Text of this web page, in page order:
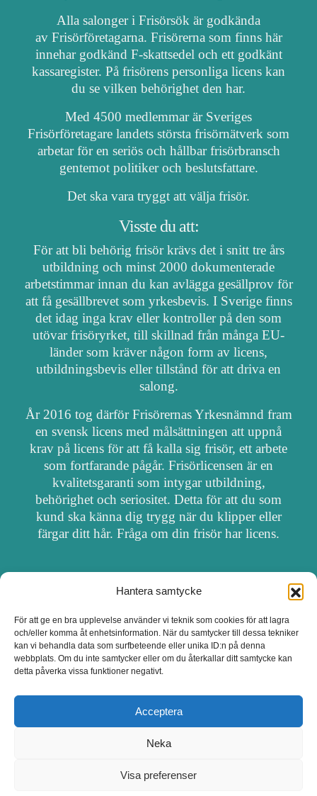
Hantera samtycke
För att ge en bra upplevelse använder vi teknik som cookies för att lagra
och/eller komma åt enhetsinformation. När du samtycker till dessa tekniker
kan vi behandla data som surfbeteende eller unika ID:n på denna
webbplats. Om du inte samtycker eller om du återkallar ditt samtycke kan
detta påverka vissa funktioner negativt.
Acceptera
Neka
Visa preferenser
Alla salonger i Frisörsök är godkända
av Frisörföretagarna. Frisörerna som finns här
innehar godkänd F-skattsedel och ett godkänt
kassaregister. På frisörens personliga licens kan
du se vilken behörighet den har.
Med 4500 medlemmar är Sveriges
Frisörföretagare landets största frisörnätverk som
arbetar för en seriös och hållbar frisörbransch
gentemot politiker och beslutsfattare.
Det ska vara tryggt att välja frisör.
Visste du att:
För att bli behörig frisör krävs det i snitt tre års
utbildning och minst 2000 dokumenterade
arbetstimmar innan du kan avlägga gesällprov för
att få gesällbrevet som yrkesbevis. I Sverige finns
det idag inga krav eller kontroller på den som
utövar frisöryrket, till skillnad från många EU-
länder som kräver någon form av licens,
utbildningsbevis eller tillstånd för att driva en
salong.
År 2016 tog därför Frisörernas Yrkesnämnd fram
en svensk licens med målsättningen att uppnå
krav på licens för att få kalla sig frisör, ett arbete
som fortfarande pågår. Frisörlicensen är en
kvalitetsgaranti som intygar utbildning,
behörighet och seriositet. Detta för att du som
kund ska känna dig trygg när du klipper eller
färgar ditt hår. Fråga om din frisör har licens.
OM FRISÖRSÖK
UPPDATERA SALONG